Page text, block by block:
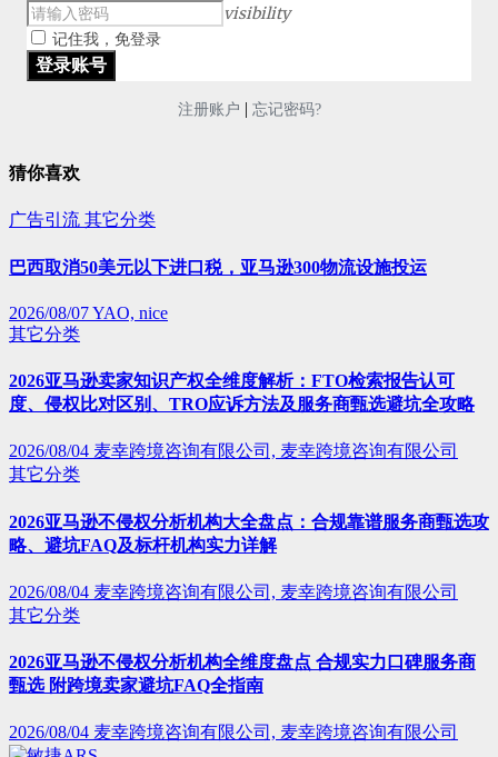
visibility
记住我，免登录
注册账户 | 忘记密码?
猜你喜欢
广告引流 其它分类
巴西取消50美元以下进口税，亚马逊300物流设施投运
2026/08/07YAO, nice
其它分类
2026亚马逊卖家知识产权全维度解析：FTO检索报告认可
度、侵权比对区别、TRO应诉方法及服务商甄选避坑全攻略
2026/08/04 麦幸跨境咨询有限公司, 麦幸跨境咨询有限公司
其它分类
2026亚马逊不侵权分析机构大全盘点：合规靠谱服务商甄选攻
略、避坑FAQ及标杆机构实力详解
2026/08/04 麦幸跨境咨询有限公司, 麦幸跨境咨询有限公司
其它分类
2026亚马逊不侵权分析机构全维度盘点 合规实力口碑服务商
甄选 附跨境卖家避坑FAQ全指南
2026/08/04 麦幸跨境咨询有限公司, 麦幸跨境咨询有限公司